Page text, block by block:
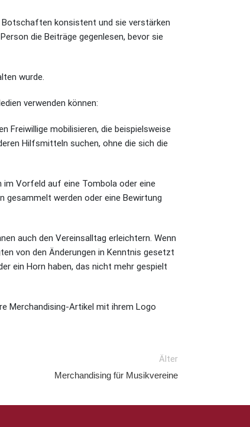
konsistent und sie verstärken
die Beiträge gegenlesen, bevor sie
wurde.
verwenden können:
Freiwillige mobilisieren, die beispielsweise
Hilfsmitteln suchen, ohne die sich die
im Vorfeld auf eine Tombola oder eine
gesammelt werden oder eine Bewirtung
auch den Vereinsalltag erleichtern. Wenn
von den Änderungen in Kenntnis gesetzt
ein Horn haben, das nicht mehr gespielt
Merchandising-Artikel mit ihrem Logo
Älter
Merchandising für Musikvereine